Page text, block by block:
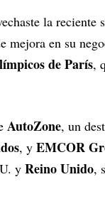
la
mejora en su
de París,
AutoZone, un
, y EMCOR
y Reino Unido,